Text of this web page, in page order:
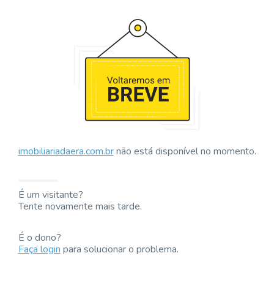
imobiliariadaera.com.brnão está disponível no momento.
É um visitante?
Tente novamente mais tarde.
É o dono?
Faça loginpara solucionar o problema.